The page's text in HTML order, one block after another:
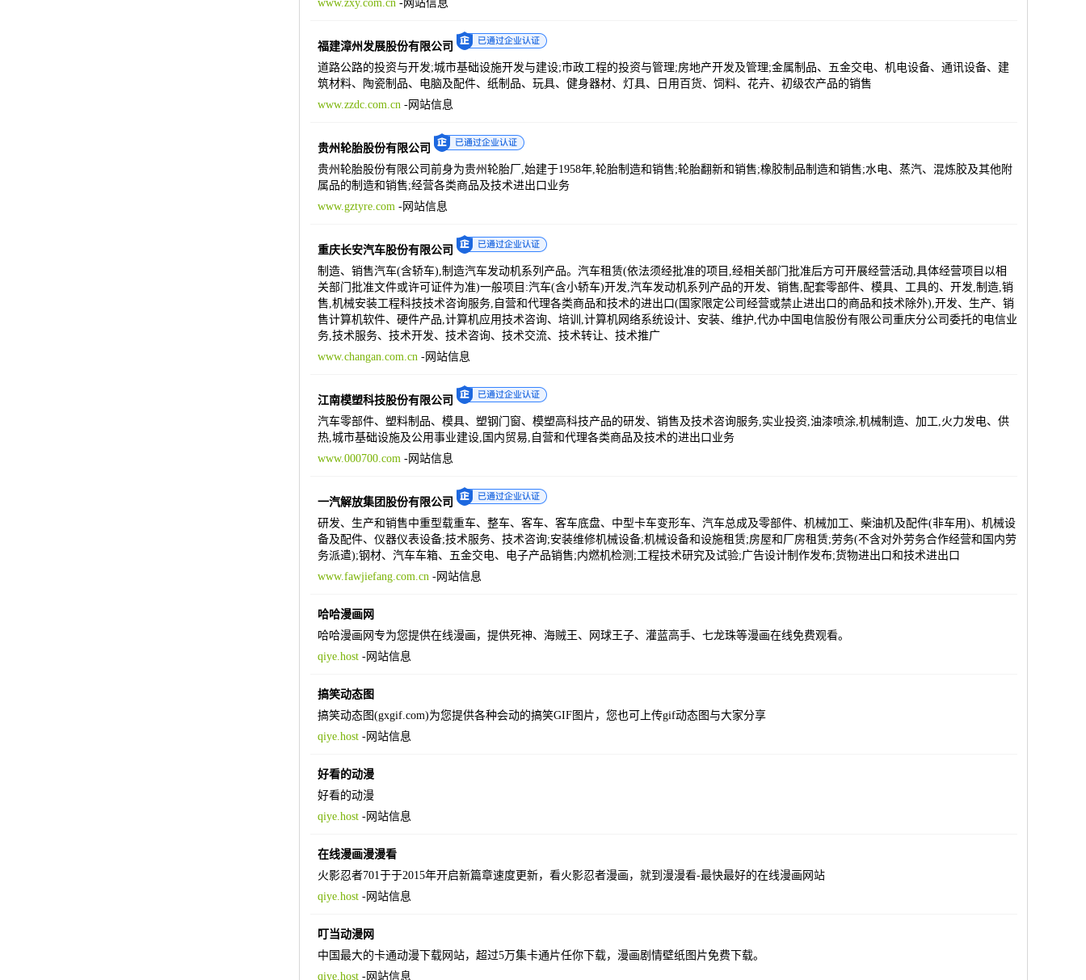
www.zxy.com.cn-网站信息
福建漳州发展股份有限公司
道路公路的投资与开发;城市基础设施开发与建设;市政工程的投资与管理;房地产开发及管理;金属制品、五金交电、机电设备、通讯设备、建
筑材料、陶瓷制品、电脑及配件、纸制品、玩具、健身器材、灯具、日用百货、饲料、花卉、初级农产品的销售
www.zzdc.com.cn-网站信息
贵州轮胎股份有限公司
贵州轮胎股份有限公司前身为贵州轮胎厂,始建于1958年,轮胎制造和销售;轮胎翻新和销售;橡胶制品制造和销售;水电、蒸汽、混炼胶及其他附
属品的制造和销售;经营各类商品及技术进出口业务
www.gztyre.com-网站信息
重庆长安汽车股份有限公司
制造、销售汽车(含轿车),制造汽车发动机系列产品。汽车租赁(依法须经批准的项目,经相关部门批准后方可开展经营活动,具体经营项目以相
关部门批准文件或许可证件为准)一般项目:汽车(含小轿车)开发,汽车发动机系列产品的开发、销售,配套零部件、模具、工具的、开发,制造,销
售,机械安装工程科技技术咨询服务,自营和代理各类商品和技术的进出口(国家限定公司经营或禁止进出口的商品和技术除外),开发、生产、销
售计算机软件、硬件产品,计算机应用技术咨询、培训,计算机网络系统设计、安装、维护,代办中国电信股份有限公司重庆分公司委托的电信业
务,技术服务、技术开发、技术咨询、技术交流、技术转让、技术推广
www.changan.com.cn-网站信息
江南模塑科技股份有限公司
汽车零部件、塑料制品、模具、塑钢门窗、模塑高科技产品的研发、销售及技术咨询服务,实业投资,油漆喷涂,机械制造、加工,火力发电、供
热,城市基础设施及公用事业建设,国内贸易,自营和代理各类商品及技术的进出口业务
www.000700.com-网站信息
一汽解放集团股份有限公司
研发、生产和销售中重型载重车、整车、客车、客车底盘、中型卡车变形车、汽车总成及零部件、机械加工、柴油机及配件(非车用)、机械设
备及配件、仪器仪表设备;技术服务、技术咨询;安装维修机械设备;机械设备和设施租赁;房屋和厂房租赁;劳务(不含对外劳务合作经营和国内劳
务派遣);钢材、汽车车箱、五金交电、电子产品销售;内燃机检测;工程技术研究及试验;广告设计制作发布;货物进出口和技术进出口
www.fawjiefang.com.cn-网站信息
哈哈漫画网
哈哈漫画网专为您提供在线漫画，提供死神、海贼王、网球王子、灌蓝高手、七龙珠等漫画在线免费观看。
qiye.host-网站信息
搞笑动态图
搞笑动态图(gxgif.com)为您提供各种会动的搞笑GIF图片，您也可上传gif动态图与大家分享
qiye.host-网站信息
好看的动漫
好看的动漫
qiye.host-网站信息
在线漫画漫漫看
火影忍者701于于2015年开启新篇章速度更新，看火影忍者漫画，就到漫漫看-最快最好的在线漫画网站
qiye.host-网站信息
叮当动漫网
中国最大的卡通动漫下载网站，超过5万集卡通片任你下载，漫画剧情壁纸图片免费下载。
qiye.host-网站信息